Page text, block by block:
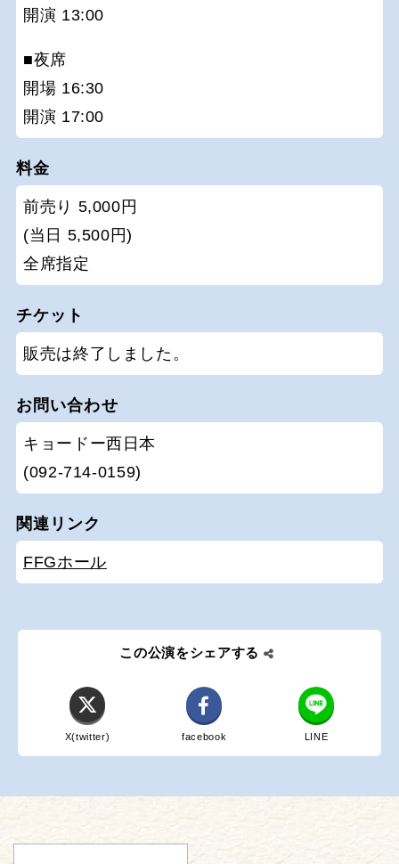
開演 13:00
■夜席
開場 16:30
開演 17:00
料金
前売り 5,000円
(当日 5,500円)
全席指定
チケット
販売は終了しました。
お問い合わせ
キョードー西日本
(092-714-0159)
関連リンク
FFGホール
この公演をシェアする
X(twitter) facebook LINE